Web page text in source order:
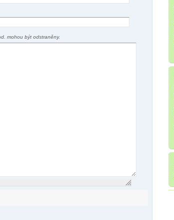
mohou být odstraněny.